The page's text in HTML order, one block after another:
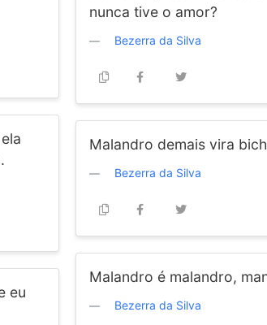
eu
nunca tive o amor?
Bezerra da Silva
Malandro demais vira
Bezerra da Silva
Malandro é malandro,
Bezerra da Silva